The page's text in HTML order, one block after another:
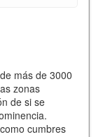
más de 3000
zonas
de si se
cumbres